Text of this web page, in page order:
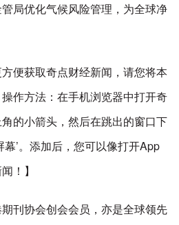
局优化气候风险管理，为全球净
方便获取奇点财经新闻，请您将本
作方法：在手机浏览器中打开奇
的小箭头，然后在跳出的窗口下
’。添加后，您可以像打开App
！】
期刊协会创会会员，亦是全球领先